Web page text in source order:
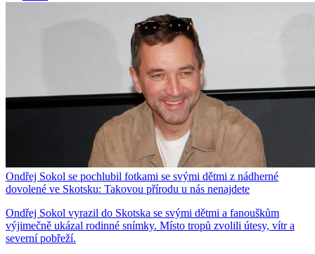
Ondřej Sokol se pochlubil fotkami se svými dětmi z nádherné
dovolené ve Skotsku: Takovou přírodu u nás nenajdete
Ondřej Sokol vyrazil do Skotska se svými dětmi a fanouškům
výjimečně ukázal rodinné snímky. Místo tropů zvolili útesy, vítr a
severní pobřeží.